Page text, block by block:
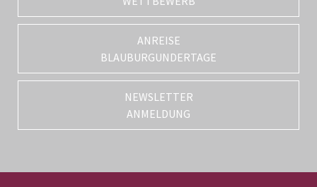
ANREISE
BLAUBURGUNDERTAGE
NEWSLETTER
ANMELDUNG